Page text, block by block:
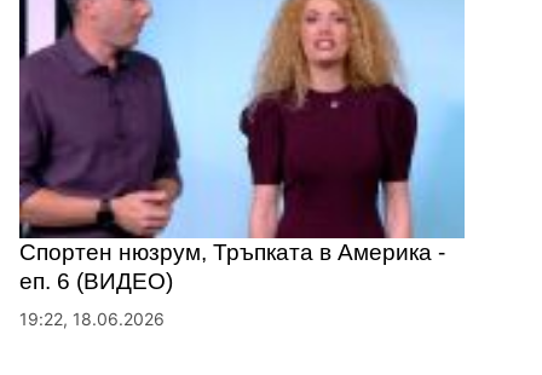
Спортен нюзрум, Тръпката в Америка -
еп. 6 (ВИДЕО)
19:22, 18.06.2026